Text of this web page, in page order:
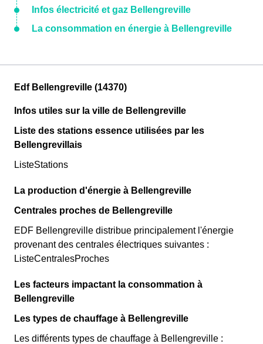
Infos électricité et gaz Bellengreville
La consommation en énergie à Bellengreville
Edf Bellengreville (14370)
Infos utiles sur la ville de Bellengreville
Liste des stations essence utilisées par les
Bellengrevillais
ListeStations
La production d'énergie à Bellengreville
Centrales proches de Bellengreville
EDF Bellengreville distribue principalement l'énergie
provenant des centrales électriques suivantes :
ListeCentralesProches
Les facteurs impactant la consommation à
Bellengreville
Les types de chauffage à Bellengreville
Les différents types de chauffage à Bellengreville :